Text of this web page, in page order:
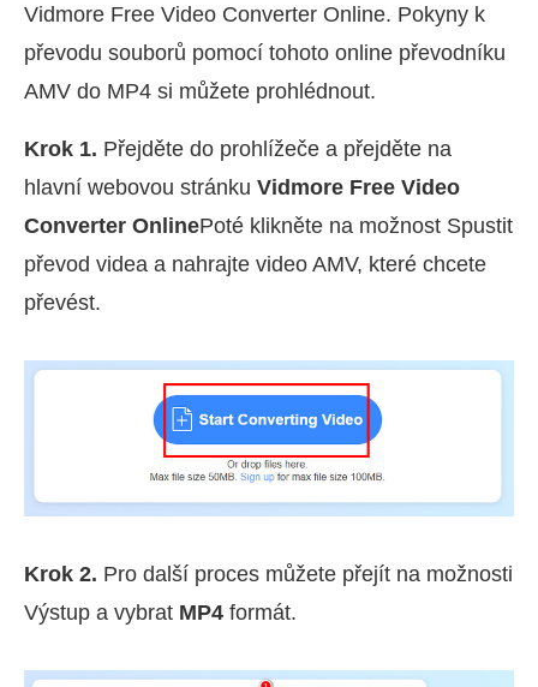
Vidmore Free Video Converter Online. Pokyny k
převodu souborů pomocí tohoto online převodníku
AMV do MP4 si můžete prohlédnout.
Krok 1. Přejděte do prohlížeče a přejděte na
hlavní webovou stránku Vidmore Free Video
Converter OnlinePoté klikněte na možnost Spustit
převod videa a nahrajte video AMV, které chcete
převést.
Krok 2. Pro další proces můžete přejít na možnosti
Výstup a vybrat MP4 formát.